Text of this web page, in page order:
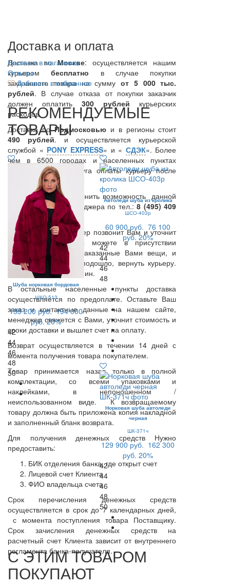
Доставка и оплата
Доставка поМоскве: осуществляется нашим
курьеромбесплатно в случае покупки
заказанного товара на суммуот 5 000 тыс.
рублей. В случае отказа от покупки заказчик
должен оплатить300 рублей курьерских
расходов.
Доставка поПодмосковью и в регионы стоит
490 рублей. и осуществляется курьерской
службой « PONY EXPRESS» и « СДЭК». Более
чем в 6500 городах и населенных пунктах
предоставляется услуга оплаты курьеру после
примерки.
Вы также можете уточнить возможность данной
услуги у нашего менеджера по тел.:8 (495) 409
67 27.
В день доставки Курьер позвонит Вам и уточнит
время доставки. Вы можете в присутствии
Курьера примерить заказанные Вами вещи, и
если что-то Вам не подошло, вернуть курьеру.
Время примерки -15 мин.
В остальные населенные пункты доставка
осуществляется по предоплате. Оставьте Ваш
заказ и контактные данные на нашем сайте,
менеджер свяжется с Вами, уточнит стоимость и
сроки доставки и вышлет счет на оплату.
Возврат осуществляется в течении 14 дней с
момента получения товара покупателем.
Товар принимается назад только в полной
комплектации, со всеми упаковками и
наклейками, в непоношенном /
неиспользованном виде. К возвращаемому
товару должна быть приложена копия накладной
и заполненный бланк возврата.
Для получения денежных средств Нужно
предоставить:
БИК отделения банка, где открыт счет
Лицевой счет Клиента
ФИО владельца счета
Срок перечисления денежных средств
осуществляется в срок до 7 календарных дней,
с момента поступления товара Поставщику.
Срок зачисления денежных средств на
расчетный счет Клиента зависит от внутреннего
регламента банка-получателя.
Наличие в магазинах
Отзывы
Добавить в избранное
РЕКОМЕНДУЕМЫЕ
ТОВАРЫ
Шуба норковая бордовая
ШКО-513
155 200 руб. 194 000
руб. 20%
42
44
46
48
50
Автоледи шуба из кролика
ШСО-403р
60 900 руб. 76 100
руб. 20%
42
44
46
48
Норковая шуба автоледи
черная
ШК-371ч
129 900 руб. 162 300
руб. 20%
42
44
46
48
50
С ЭТИМ ТОВАРОМ
ПОКУПАЮТ